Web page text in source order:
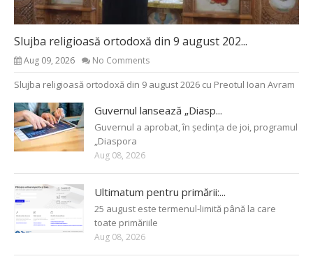
Slujba religioasă ortodoxă din 9 august 202...
Aug 09, 2026 No Comments
Slujba religioasă ortodoxă din 9 august 2026 cu Preotul Ioan Avram
Guvernul lansează „Diasp...
Guvernul a aprobat, în ședința de joi, programul
„Diaspora
Aug 08, 2026
Ultimatum pentru primării:...
25 august este termenul-limită până la care
toate primăriile
Aug 08, 2026